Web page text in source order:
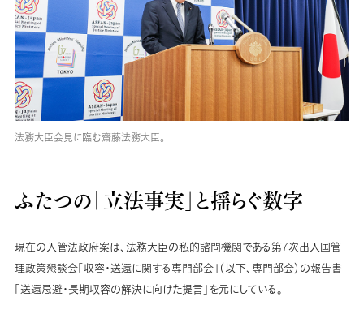
法務大臣会見に臨む齋藤法務大臣。
ふたつの「立法事実」と揺らぐ数字
現在の入管法政府案は、法務大臣の私的諮問機関である第7次出入国管
理政策懇談会「収容・送還に関する専門部会」（以下、専門部会）の報告書
「送還忌避・長期収容の解決に向けた提言」を元にしている。